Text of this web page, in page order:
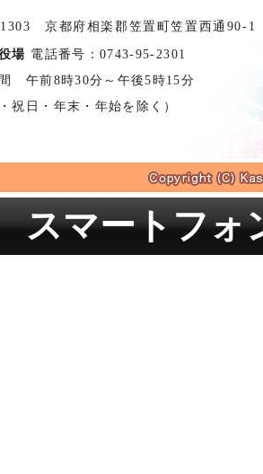
京都府相楽郡笠置町笠置西通90-1
場 電話番号：0743-95-2301
午前8時30分～午後5時15分
祝日・年末・年始を除く）
スマートフォ